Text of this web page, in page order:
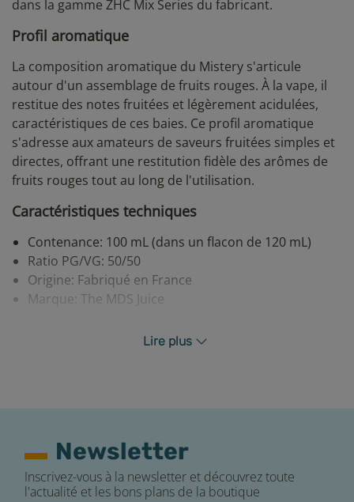
dans la gamme ZHC Mix Series du fabricant.
Profil aromatique
La composition aromatique du Mistery s'articule
autour d'un assemblage de fruits rouges. À la vape, il
restitue des notes fruitées et légèrement acidulées,
caractéristiques de ces baies. Ce profil aromatique
s'adresse aux amateurs de saveurs fruitées simples et
directes, offrant une restitution fidèle des arômes de
fruits rouges tout au long de l'utilisation.
Caractéristiques techniques
Contenance: 100 mL (dans un flacon de 120 mL)
Ratio PG/VG: 50/50
Origine: Fabriqué en France
Marque: The MDS Juice
des risques liés au tabac.Lire plus
Newsletter
Inscrivez-vous à la newsletter et découvrez toute
l'actualité et les bons plans de la boutique